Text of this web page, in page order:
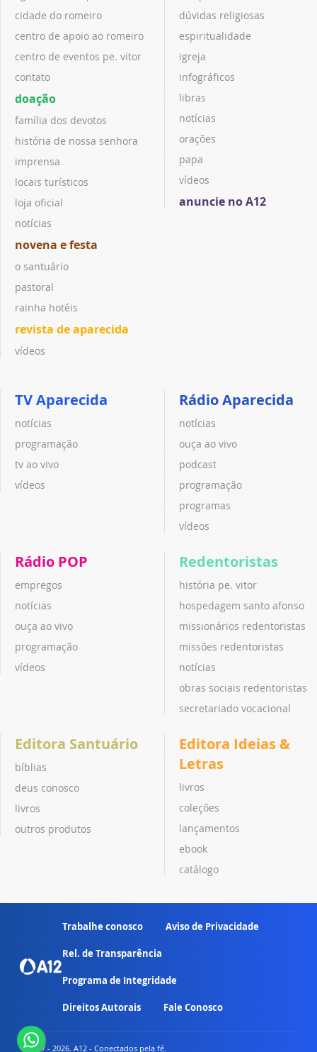
cidade do romeiro
centro de apoio ao romeiro
centro de eventos pe. vitor
contato
doação
família dos devotos
história de nossa senhora
imprensa
locais turísticos
loja oficial
notícias
novena e festa
o santuário
pastoral
rainha hotéis
revista de aparecida
vídeos
dúvidas religiosas
espiritualidade
igreja
infográficos
libras
notícias
orações
papa
vídeos
anuncie no A12
TV Aparecida
notícias
programação
tv ao vivo
vídeos
Rádio Aparecida
notícias
ouça ao vivo
podcast
programação
programas
vídeos
Rádio POP
empregos
notícias
ouça ao vivo
programação
vídeos
Redentoristas
história pe. vitor
hospedagem santo afonso
missionários redentoristas
missões redentoristas
notícias
obras sociais redentoristas
secretariado vocacional
Editora Santuário
bíblias
deus conosco
livros
outros produtos
Editora Ideias &
Letras
livros
coleções
lançamentos
ebook
catálogo
Trabalhe conosco Aviso de Privacidade
Rel. de Transparência
Programa de Integridade
Direitos Autorais Fale Conosco
© 2007 - 2026. A12 - Conectados pela fé.